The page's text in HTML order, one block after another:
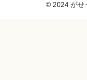
© 2024 がせ